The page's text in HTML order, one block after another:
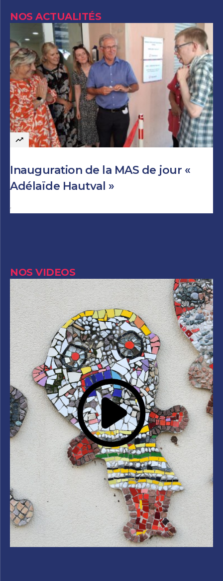
NOS ACTUALITÉS
Inauguration de la MAS de jour «
Adélaïde Hautval »
NOS VIDEOS